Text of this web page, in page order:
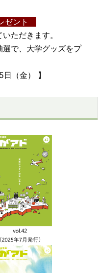
ゼント
ただきます。
で、大学グッズをプ
（金） 】